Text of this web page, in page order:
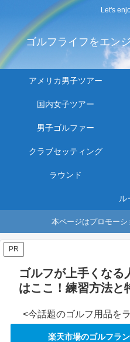
Let's
ゴルフライフをエン
アメリカ男子ツアー
国内女子ツアー
男子ゴルファー
クラブセッティング
ラウンド
ル
本ページはプロモーシ
PR
ゴルフが上手くなる
はここ！練習方法と
<今話題のゴルフ用品を
楽天市場のゴルフラ